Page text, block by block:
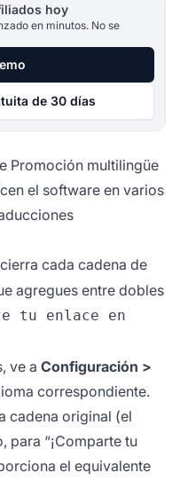
hoy
en minutos. No se
de 30 días
Promoción multilingüe
el software en varios
cada cadena de
agregues entre dobles
tu enlace en
ve a Configuración >
correspondiente.
cadena original (el
para “¡Comparte tu
el equivalente